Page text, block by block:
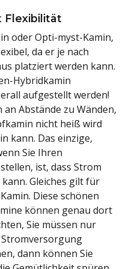
Flexibilität
oder Opti-myst-Kamin,
da er je nach
platziert werden kann.
Hybridkamin
aufgestellt werden!
Abstände zu Wänden,
nicht heiß wird
kann. Das einzige,
Sie Ihren
ist, dass Strom
Gleiches gilt für
Diese schönen
können genau dort
Sie müssen nur
Stromversorgung
dann können Sie